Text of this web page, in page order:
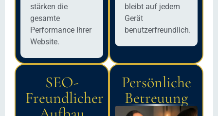
stärken die
gesamte
Performance Ihrer
Website.
bleibt auf jedem
Gerät
benutzerfreundlich.
SEO-
Freundlicher
Persönliche
Betreuung